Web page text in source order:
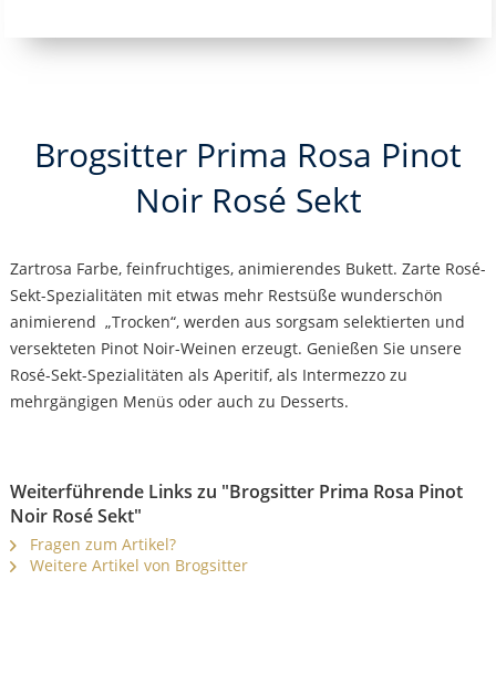
Brogsitter Prima Rosa Pinot
Noir Rosé Sekt
Zartrosa Farbe, feinfruchtiges, animierendes Bukett. Zarte Rosé-
Sekt-Spezialitäten mit etwas mehr Restsüße wunderschön
animierend „Trocken“, werden aus sorgsam selektierten und
versekteten Pinot Noir-Weinen erzeugt. Genießen Sie unsere
Rosé-Sekt-Spezialitäten als Aperitif, als Intermezzo zu
mehrgängigen Menüs oder auch zu Desserts.
Weiterführende Links zu "Brogsitter Prima Rosa Pinot
Noir Rosé Sekt"
Fragen zum Artikel?
Weitere Artikel von Brogsitter